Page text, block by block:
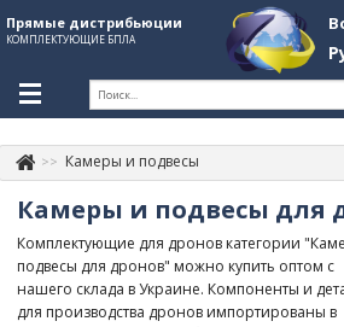
Прямые дистрибьюции
КОМПЛЕКТУЮЩИЕ БПЛА
+380507774092
About Company
Камеры и подвесы
Камеры и подвесы для
Комплектующие для дронов категории
подвесы для дронов" можно купить оптом с
нашего склада в Украине. Компоненты и
для производства дронов импортированы в